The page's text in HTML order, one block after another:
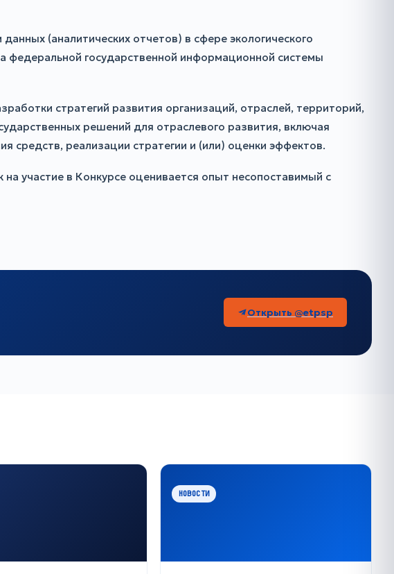
(аналитических отчетов) в сфере экологического
государственной информационной системы
стратегий развития организаций, отраслей, территорий,
решений для отраслевого развития, включая
средств, реализации стратегии и (или) оценки эффектов.
участие в Конкурсе оценивается опыт несопоставимый с
Открыть @etpsp
НОВОСТИ